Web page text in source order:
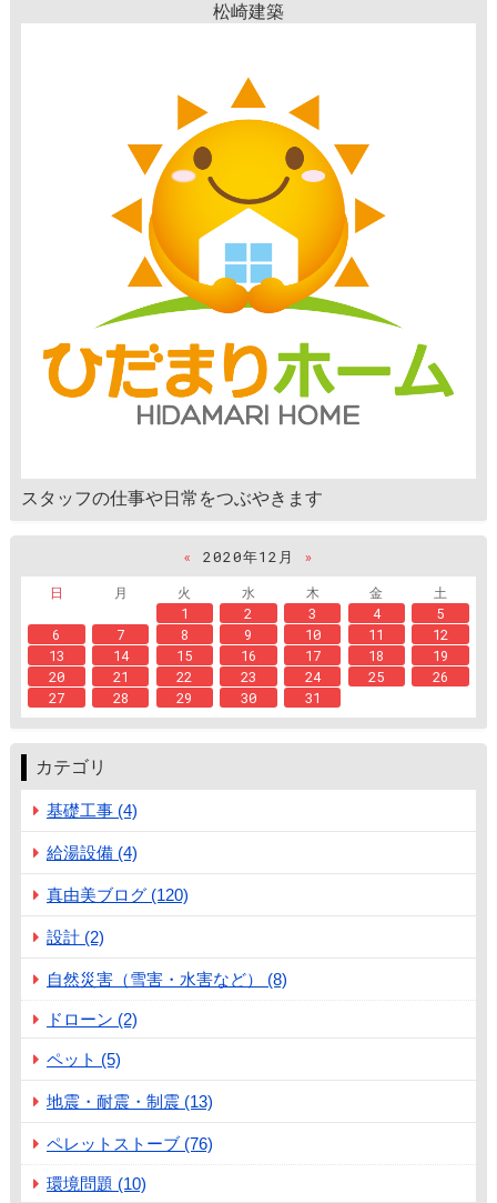
松崎建築
スタッフの仕事や日常をつぶやきます
« 2020年12月
»
日
月 火 水 木 金
土
1
2 3 4
5
6
7 8 9 10 11
12
13
14 15 16 17 18
19
20
21 22 23 24 25
26
27
28 29 30 31
カテゴリ
基礎工事 (4)
給湯設備 (4)
真由美ブログ (120)
設計 (2)
自然災害（雪害・水害など） (8)
ドローン (2)
ペット (5)
地震・耐震・制震 (13)
ペレットストーブ (76)
環境問題 (10)